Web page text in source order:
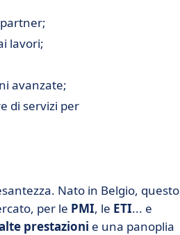
lavori;
avanzate;
di servizi per
Nato in Belgio, questo
per le PMI, le ETI... e
prestazioni e una panoplia